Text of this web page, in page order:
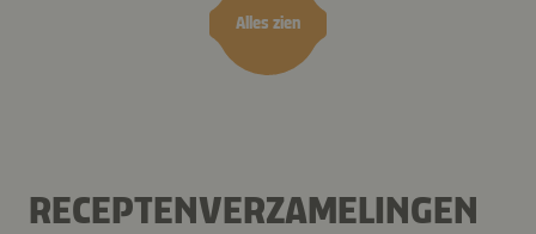
Alles zien
RECEPTENVERZAMELINGEN